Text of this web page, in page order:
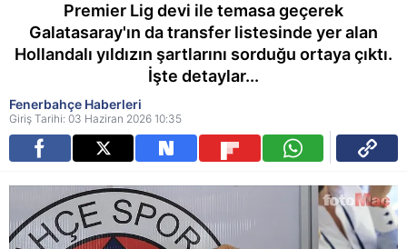
Premier Lig devi ile temasa geçerek
Galatasaray'ın da transfer listesinde yer alan
Hollandalı yıldızın şartlarını sorduğu ortaya çıktı.
İşte detaylar...
Fenerbahçe Haberleri
Giriş Tarihi: 03 Haziran 2026 10:35